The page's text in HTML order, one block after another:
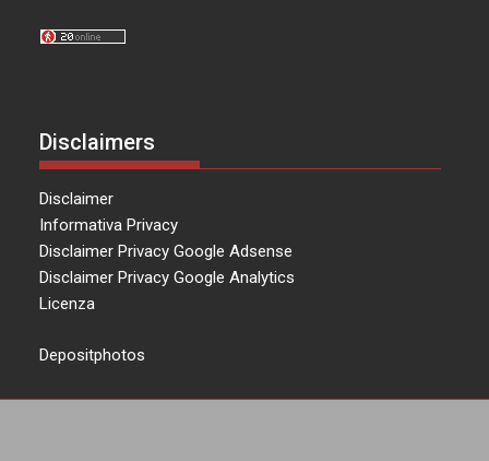
Disclaimers
Disclaimer
Informativa Privacy
Disclaimer Privacy Google Adsense
Disclaimer Privacy Google Analytics
Licenza
Depositphotos